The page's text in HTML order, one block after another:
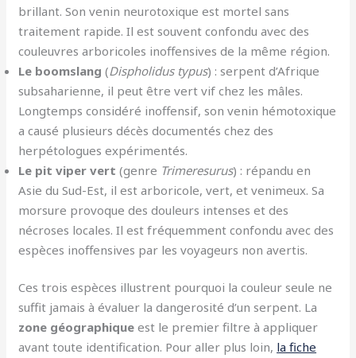
brillant. Son venin neurotoxique est mortel sans
traitement rapide. Il est souvent confondu avec des
couleuvres arboricoles inoffensives de la même région.
Le boomslang (Dispholidus typus) : serpent d’Afrique
subsaharienne, il peut être vert vif chez les mâles.
Longtemps considéré inoffensif, son venin hémotoxique
a causé plusieurs décès documentés chez des
herpétologues expérimentés.
Le pit viper vert (genre Trimeresurus) : répandu en
Asie du Sud-Est, il est arboricole, vert, et venimeux. Sa
morsure provoque des douleurs intenses et des
nécroses locales. Il est fréquemment confondu avec des
espèces inoffensives par les voyageurs non avertis.
Ces trois espèces illustrent pourquoi la couleur seule ne
suffit jamais à évaluer la dangerosité d’un serpent. La
zone géographique est le premier filtre à appliquer
avant toute identification. Pour aller plus loin, la fiche